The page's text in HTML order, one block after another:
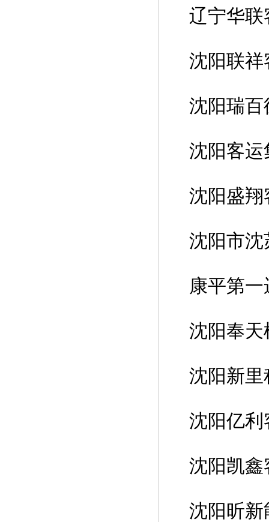
辽宁华
沈阳联
沈阳瑞
沈阳客
沈阳盛
沈阳市
康平第
沈阳奉
沈阳新
沈阳亿
沈阳凯
沈阳昕